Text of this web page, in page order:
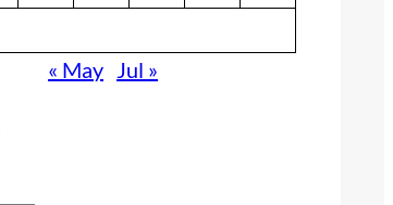
« May
Jul »